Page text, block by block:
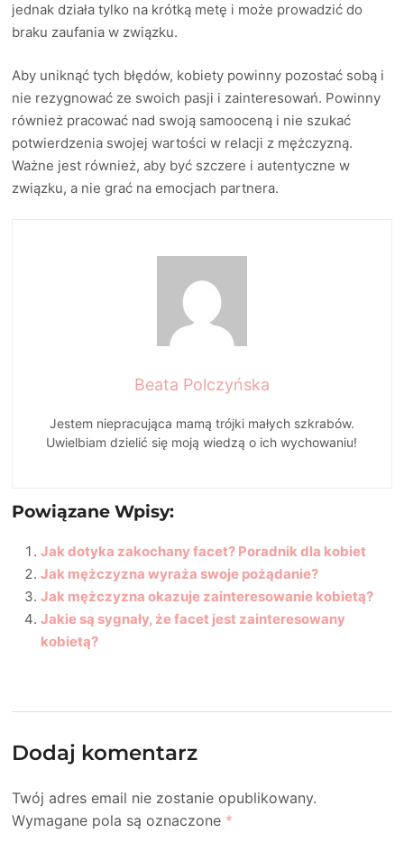
jednak działa tylko na krótką metę i może prowadzić do
braku zaufania w związku.
Aby uniknąć tych błędów, kobiety powinny pozostać sobą i
nie rezygnować ze swoich pasji i zainteresowań. Powinny
również pracować nad swoją samooceną i nie szukać
potwierdzenia swojej wartości w relacji z mężczyzną.
Ważne jest również, aby być szczere i autentyczne w
związku, a nie grać na emocjach partnera.
Beata Polczyńska
Jestem niepracująca mamą trójki małych szkrabów.
Uwielbiam dzielić się moją wiedzą o ich wychowaniu!
Powiązane Wpisy:
Jak dotyka zakochany facet? Poradnik dla kobiet
Jak mężczyzna wyraża swoje pożądanie?
Jak mężczyzna okazuje zainteresowanie kobietą?
Jakie są sygnały, że facet jest zainteresowany
kobietą?
Dodaj komentarz
Twój adres email nie zostanie opublikowany.
Wymagane pola są oznaczone *